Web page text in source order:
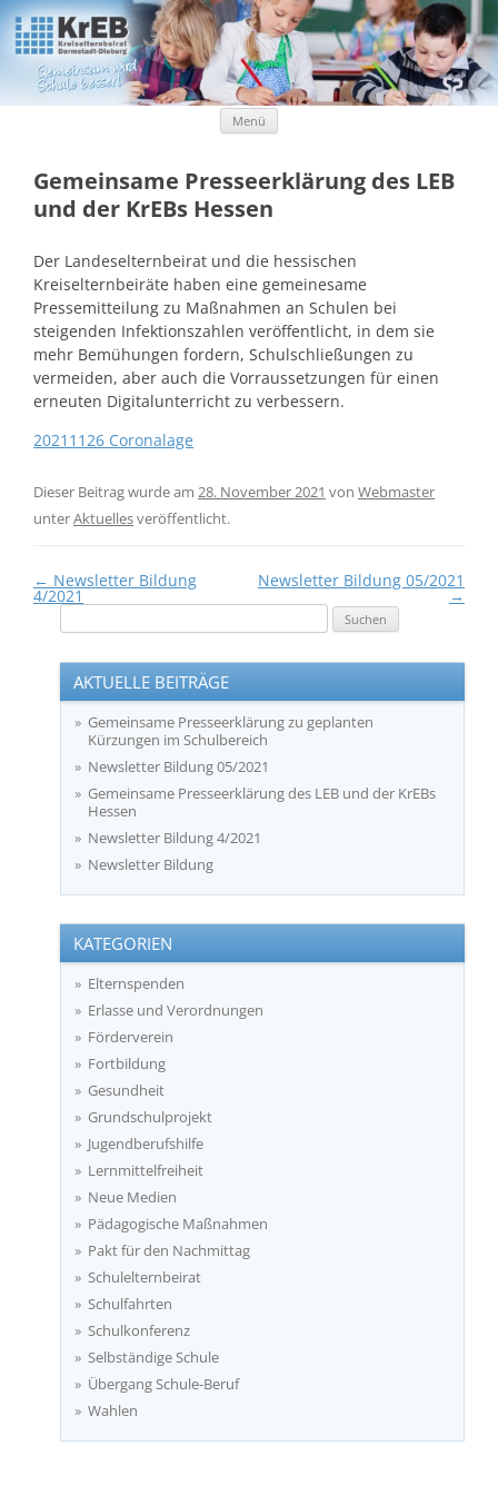
KrEB Darmstadt-Dieburg
Kreiselternbeirat Darmstadt-Dieburg
Menü
Gemeinsame Presseerklärung des LEB
und der KrEBs Hessen
Der Landeselternbeirat und die hessischen
Kreiselternbeiräte haben eine gemeinesame
Pressemitteilung zu Maßnahmen an Schulen bei
steigenden Infektionszahlen veröffentlicht, in dem sie
mehr Bemühungen fordern, Schulschließungen zu
vermeiden, aber auch die Vorraussetzungen für einen
erneuten Digitalunterricht zu verbessern.
20211126 Coronalage
Dieser Beitrag wurde am 28. November 2021 von Webmaster
unterAktuellesveröffentlicht.
Beitragsnavigation
← Newsletter Bildung
4/2021
Newsletter Bildung 05/2021
→
AKTUELLE BEITRÄGE
Gemeinsame Presseerklärung zu geplanten
Kürzungen im Schulbereich
Newsletter Bildung 05/2021
Gemeinsame Presseerklärung des LEB und der KrEBs
Hessen
Newsletter Bildung 4/2021
Newsletter Bildung
KATEGORIEN
Elternspenden
Erlasse und Verordnungen
Förderverein
Fortbildung
Gesundheit
Grundschulprojekt
Jugendberufshilfe
Lernmittelfreiheit
Neue Medien
Pädagogische Maßnahmen
Pakt für den Nachmittag
Schulelternbeirat
Schulfahrten
Schulkonferenz
Selbständige Schule
Übergang Schule-Beruf
Wahlen